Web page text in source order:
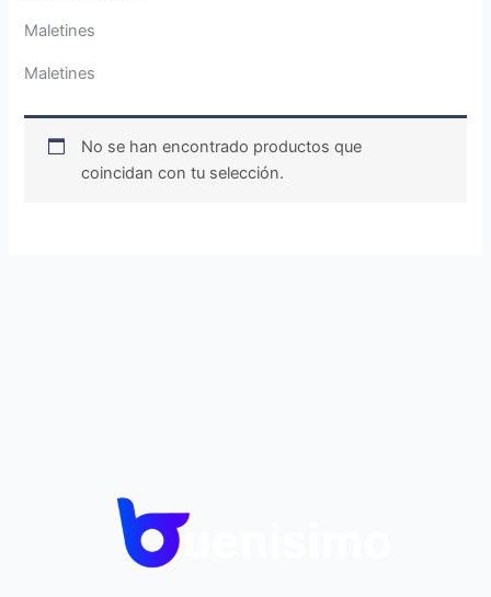
Maletines
Maletines
No se han encontrado productos que
coincidan con tu selección.